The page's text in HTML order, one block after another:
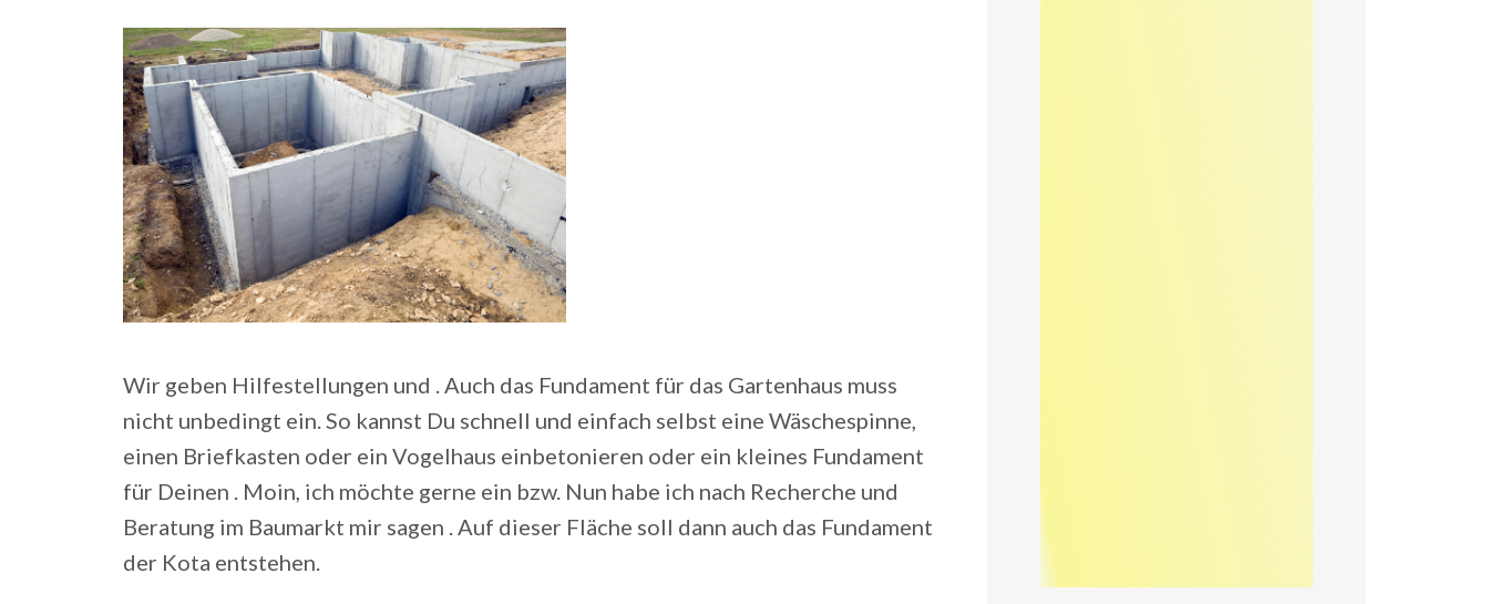
Wir geben Hilfestellungen und . Auch das Fundament für das Gartenhaus muss
nicht unbedingt ein. So kannst Du schnell und einfach selbst eine Wäschespinne,
einen Briefkasten oder ein Vogelhaus einbetonieren oder ein kleines Fundament
für Deinen . Moin, ich möchte gerne ein bzw. Nun habe ich nach Recherche und
Beratung im Baumarkt mir sagen . Auf dieser Fläche soll dann auch das Fundament
der Kota entstehen.